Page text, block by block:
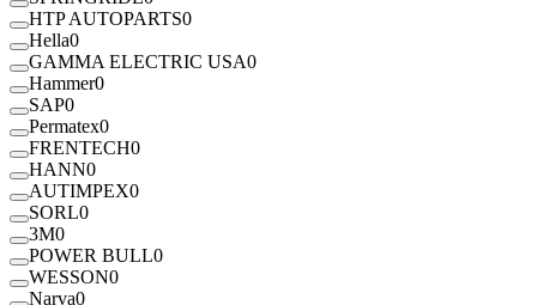
HTP AUTOPARTS0
Hella0
GAMMA ELECTRIC USA0
Hammer0
SAP0
Permatex0
FRENTECH0
HANN0
AUTIMPEX0
SORL0
3M0
POWER BULL0
WESSON0
Narva0